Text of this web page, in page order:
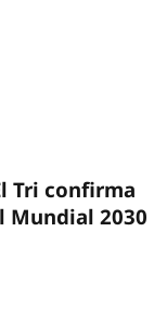
Tri confirma
Mundial 2030